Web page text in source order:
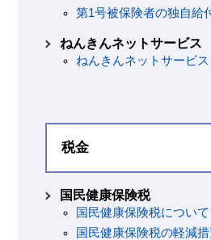
第1号被保険者の独自給
ねんきんネットサービス
ねんきんネットサービス
税金
国民健康保険税
国民健康保険税について
国民健康保険税の軽減